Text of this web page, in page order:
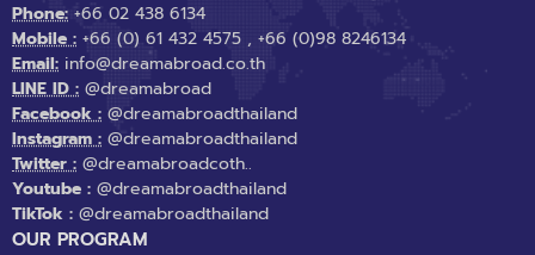
Phone: +66 02 438 6134
Mobile : +66 (0) 61 432 4575 , +66 (0)98 8246134
Email: info@dreamabroad.co.th
LINE ID : @dreamabroad
Facebook : @dreamabroadthailand
Instagram : @dreamabroadthailand
Twitter : @dreamabroadcoth..
Youtube : @dreamabroadthailand
TikTok : @dreamabroadthailand
OUR PROGRAM